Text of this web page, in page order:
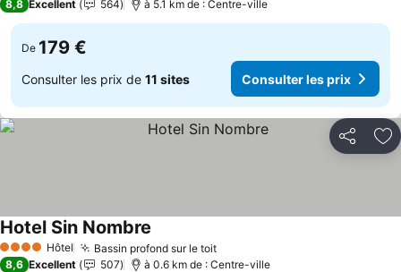
8,8 Excellent 564 à 5.1 km de : Centre-ville
De 179 €
Consulter les prix de 11 sites Consulter les prix
Partager
4 Étoiles Hôtel Bassin profond sur le toit
Hotel Sin Nombre
8,6 Excellent 507 à 0.6 km de : Centre-ville